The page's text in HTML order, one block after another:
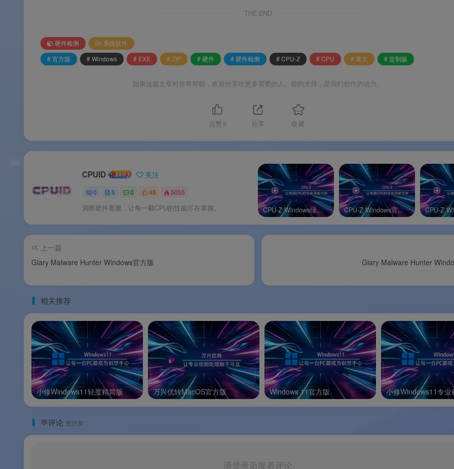
：显示内存类型、容量、通道模式、DRAM 频率、时序参数
模块大小、最大带宽、部件号和序列号
🎮显卡信息识别 ：显示 GPU 型号、显存大小、驱动版本、图形接口信息。
：支持单线程和多线程 CPU 性能测试
✨ 软件特色
：界面采用 ROG 经典黑红配色，CPU 商标位置替换为“败家之眼”标志
功能零损失：与标准版 CPU-Z 完全相同的检测能力，无任何功能删减
🔧不限主板品牌：任何品牌的电脑均可使用，无需 ROG 主板
🔄持续迭代更新：2026 年 5 月已更新至 2.20.1 版本，支持最新 AMD Ryzen 和 Intel 处理器
软件亮点
🌟 软件亮点
🏆ROG 信仰玩家的首选检测工具：CPU-Z 与华硕 ROG 联合推出，品牌信仰加持
🎨黑红 ROG 主题皮肤 ：界面设计充满科技感与电竞风格，视觉效果拉满
🎯适用所有电脑：不限主板品牌，任何电脑都能体验 ROG 信仰界面
THE END
硬件检测
系统软件
# 官方版
# Windows # EXE # ZIP # 硬件 # 硬件检测 # CPU-Z # CPU # 英文 # 定制版
如果这篇文章对你有帮助，欢迎分享给更多需要的人。你的支持，是我们创作的动力。
点赞 9 分享 收藏
CPUID 关注
0 5 0 45 5055
洞察硬件毫厘，让每一颗CPU的性能尽在掌握。 CPU-Z Windows绿色版 CPU-Z Windows官方版
上一篇
Glary Malware Hunter Windows官方版
Glary Malware Hunter
相关推荐
小修Windows11轻度精简版 万兴优转MacOS官方版 Windows 11官方版 小修Windows11专业
💬评论 抢沙发
请登录后发表评论